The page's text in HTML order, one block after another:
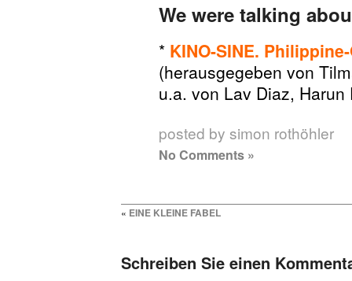
We were talking
* KINO-SINE.
(herausgegeben von
u.a. von Lav Diaz,
posted by simon rothöhler
No Comments »
« EINE KLEINE FABEL
Schreiben Sie einen